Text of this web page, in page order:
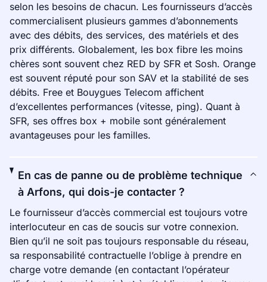
selon les besoins de chacun. Les fournisseurs d’accès
commercialisent plusieurs gammes d’abonnements
avec des débits, des services, des matériels et des
prix différents. Globalement, les box fibre les moins
chères sont souvent chez RED by SFR et Sosh. Orange
est souvent réputé pour son SAV et la stabilité de ses
débits. Free et Bouygues Telecom affichent
d’excellentes performances (vitesse, ping). Quant à
SFR, ses offres box + mobile sont généralement
avantageuses pour les familles.
En cas de panne ou de problème technique
à Arfons, qui dois-je contacter ?
Le fournisseur d’accès commercial est toujours votre
interlocuteur en cas de soucis sur votre connexion.
Bien qu’il ne soit pas toujours responsable du réseau,
sa responsabilité contractuelle l’oblige à prendre en
charge votre demande (en contactant l’opérateur